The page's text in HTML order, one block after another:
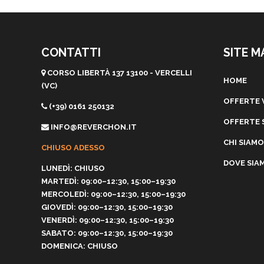
CONTATTI
CORSO LIBERTÀ 137 13100 - VERCELLI
(VC)
(+39) 0161 250132
INFO@REVERCHON.IT
CHIUSO ADESSO
LUNEDÌ: CHIUSO
MARTEDÌ: 09:00–12:30, 15:00–19:30
MERCOLEDÌ: 09:00–12:30, 15:00–19:30
GIOVEDÌ: 09:00–12:30, 15:00–19:30
VENERDÌ: 09:00–12:30, 15:00–19:30
SABATO: 09:00–12:30, 15:00–19:30
DOMENICA: CHIUSO
SITE
HOME
OFFERTE
OFFERTE
CHI SIAMO
DOVE